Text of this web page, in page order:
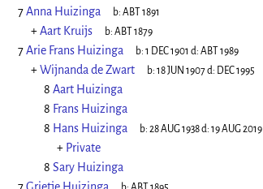
7Anna Huizinga b: ABT 1891
+Aart Kruijs b: ABT 1879
7Arie Frans Huizinga b: 1 DEC 1901 d: ABT 1989
+Wijnanda de Zwart b: 18 JUN 1907d: DEC 1995
8 Aart Huizinga
8 Frans Huizinga
8 Hans Huizinga b: 28 AUG 1938d: 19 AUG 2019
+ Private
8 Sary Huizinga